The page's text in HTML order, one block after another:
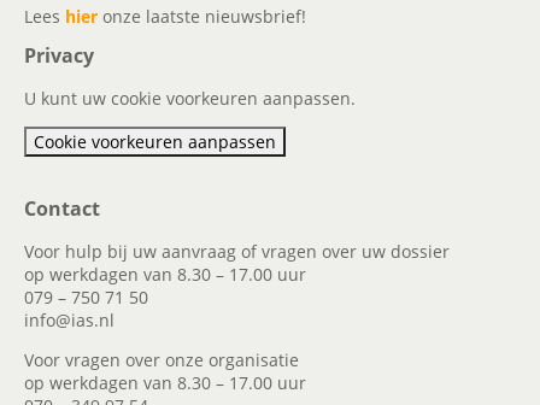
Lees hier onze laatste nieuwsbrief!
Privacy
U kunt uw cookie voorkeuren aanpassen.
Cookie voorkeuren aanpassen
Contact
Voor hulp bij uw aanvraag of vragen over uw dossier
op werkdagen van 8.30 – 17.00 uur
079 – 750 71 50
info@ias.nl
Voor vragen over onze organisatie
op werkdagen van 8.30 – 17.00 uur